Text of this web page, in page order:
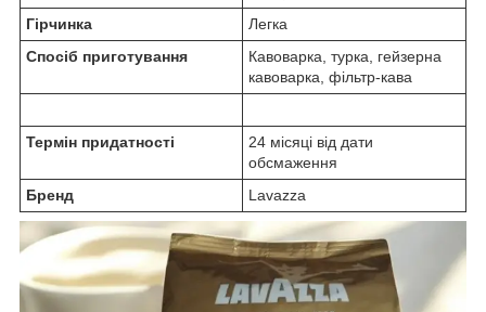
Гірчинка
Легка
Спосіб приготування
Кавоварка, турка, гейзерна
кавоварка, фільтр-кава
Термін придатності
24 місяці від дати
обсмаження
Бренд
Lavazza